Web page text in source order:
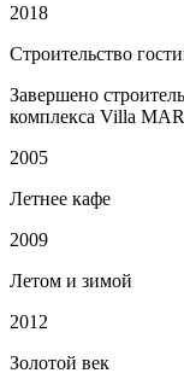
2018
Строительство
Завершено
комплекса Villa
2005
Летнее кафе
2009
Летом и зимой
2012
Золотой век